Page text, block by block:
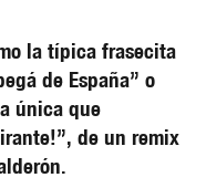
la típica frasecita
de España” o
única que
de un remix